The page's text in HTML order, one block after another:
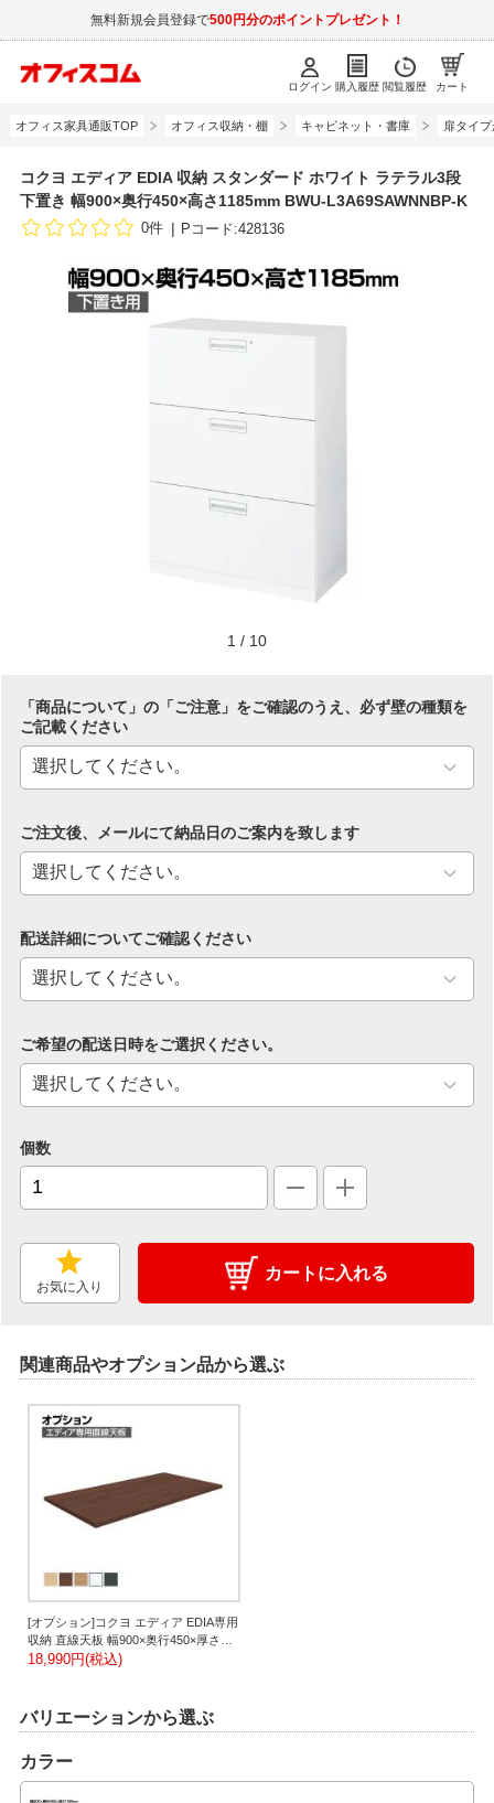
無料新規会員登録で500円分のポイントプレゼント！
ログイン 購入履歴 閲覧履歴 カート
オフィス家具通販TOP オフィス収納・棚 キャビネット・書庫 扉タイ
コクヨ エディア EDIA 収納 スタンダード ホワイト ラテラル3段
下置き 幅900×奥行450×高さ1185mm BWU-L3A69SAWNNBP-K
0件 Pコード:428136
1 / 10
「商品について」の「ご注意」をご確認のうえ、必ず壁の種類を
ご記載ください
ご注文後、メールにて納品日のご案内を致します
配送詳細についてご確認ください
ご希望の配送日時をご選択ください。
個数
お気に入り
カートに入れる
関連商品やオプション品から選ぶ
[オプション]コクヨ エディア EDIA専用
収納 直線天板 幅900×奥行450×厚さ
20mm BWUT-W9
18,990円(税込)
バリエーションから選ぶ
カラー